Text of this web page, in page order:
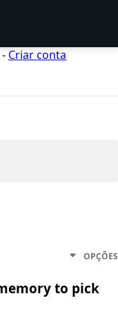
Criar conta
OPÇÕES
to pick